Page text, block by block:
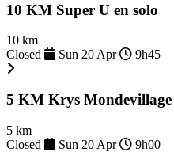
10 KM Super U en solo
10 km
Closed
Sun 20 Apr 9h45
5 KM Krys Mondevillage
5 km
Closed
Sun 20 Apr 9h00